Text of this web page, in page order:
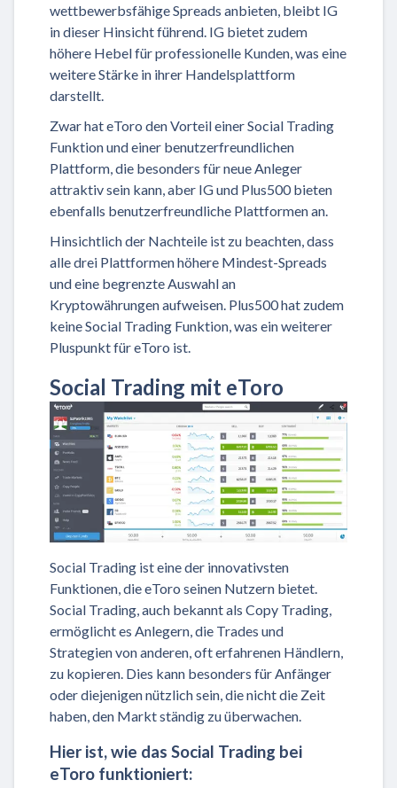
wettbewerbsfähige Spreads anbieten, bleibt IG
in dieser Hinsicht führend. IG bietet zudem
höhere Hebel für professionelle Kunden, was eine
weitere Stärke in ihrer Handelsplattform
darstellt.
Zwar hat eToro den Vorteil einer Social Trading
Funktion und einer benutzerfreundlichen
Plattform, die besonders für neue Anleger
attraktiv sein kann, aber IG und Plus500 bieten
ebenfalls benutzerfreundliche Plattformen an.
Hinsichtlich der Nachteile ist zu beachten, dass
alle drei Plattformen höhere Mindest-Spreads
und eine begrenzte Auswahl an
Kryptowährungen aufweisen. Plus500 hat zudem
keine Social Trading Funktion, was ein weiterer
Pluspunkt für eToro ist.
Social Trading mit eToro
Social Trading ist eine der innovativsten
Funktionen, die eToro seinen Nutzern bietet.
Social Trading, auch bekannt als Copy Trading,
ermöglicht es Anlegern, die Trades und
Strategien von anderen, oft erfahrenen Händlern,
zu kopieren. Dies kann besonders für Anfänger
oder diejenigen nützlich sein, die nicht die Zeit
haben, den Markt ständig zu überwachen.
Hier ist, wie das Social Trading bei
eToro funktioniert: